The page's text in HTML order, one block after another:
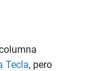
Tecla, pero